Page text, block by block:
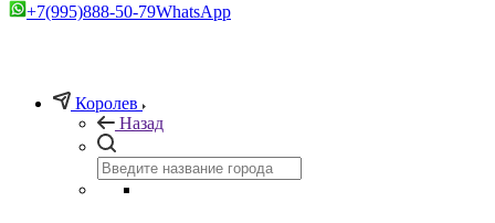
+7(995)888-50-79WhatsApp
Королев
Назад